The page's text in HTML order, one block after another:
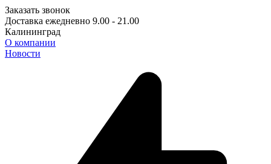
Заказать звонок
Доставка ежедневно 9.00 - 21.00
Калининград
О компании
Новости